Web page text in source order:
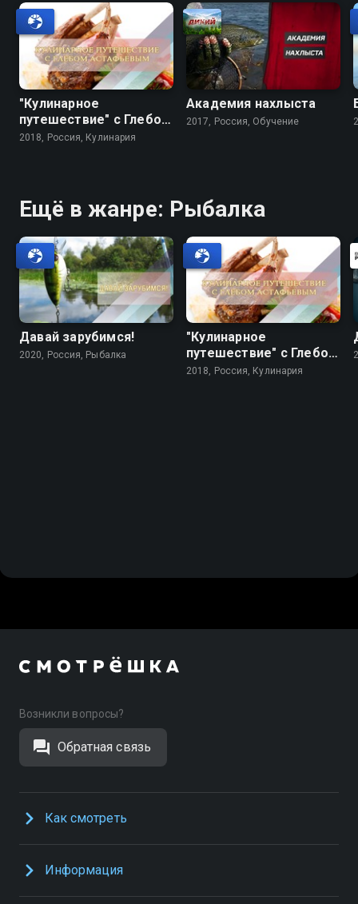
"Кулинарное
путешествие" с Глебом
Астафьевым
2018, Россия, Кулинария
Академия нахлыста
2017, Россия, Обучение
Ещё в жанре: Рыбалка
Давай зарубимся!
2020, Россия, Рыбалка
"Кулинарное
путешествие" с Глебом
Астафьевым
2018, Россия, Кулинария
Возникли вопросы?
Обратная связь
Как смотреть
Информация